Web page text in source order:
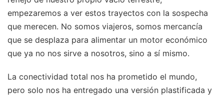
empezaremos a ver estos trayectos con la sospecha
que merecen. No somos viajeros, somos mercancía
que se desplaza para alimentar un motor económico
que ya no nos sirve a nosotros, sino a sí mismo.
La conectividad total nos ha prometido el mundo,
pero solo nos ha entregado una versión plastificada y